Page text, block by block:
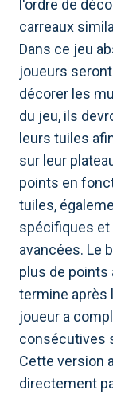
l'ordre de
carreaux
Dans ce jeu
joueurs
décorer les
du jeu, ils
leurs tuiles
sur leur
points en
tuiles,
spécifiques et
avancées. Le
plus de points
termine après
joueur a
consécutives
Cette version
directement